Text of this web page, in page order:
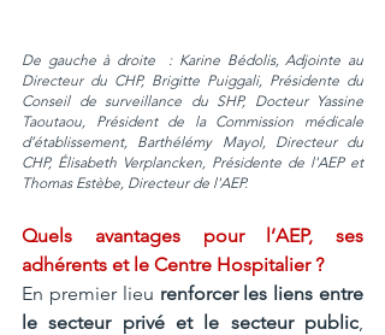
De gauche à droite  : Karine Bédolis, Adjointe au
Directeur du CHP, Brigitte Puiggali, Présidente du
Conseil de surveillance du SHP, Docteur Yassine
Taoutaou, Président de la Commission médicale
d’établissement, Barthélémy Mayol, Directeur du
CHP, Élisabeth Verplancken, Présidente de l'AEP et
Thomas Estèbe, Directeur de l'AEP.
Quels avantages pour l’AEP, ses
adhérents et le Centre Hospitalier ?
En premier lieu renforcer les liens entre
le secteur privé et le secteur public,